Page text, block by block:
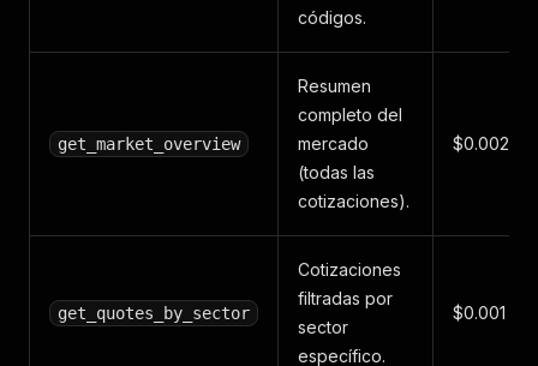
códigos.
get_market_overview
Resumen
completo del
mercado
(todas las
cotizaciones).
$0.002
get_quotes_by_sector
Cotizaciones
filtradas por
sector
específico.
$0.001